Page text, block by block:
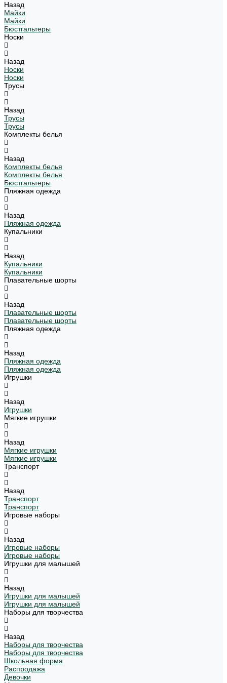
Назад
Майки
Майки
Бюстгальтеры
Носки
Назад
Носки
Носки
Трусы
Назад
Трусы
Трусы
Комплекты белья
Назад
Комплекты белья
Комплекты белья
Бюстгальтеры
Пляжная одежда
Назад
Пляжная одежда
Купальники
Назад
Купальники
Купальники
Плавательные шорты
Назад
Плавательные шорты
Плавательные шорты
Пляжная одежда
Назад
Пляжная одежда
Пляжная одежда
Игрушки
Назад
Игрушки
Мягкие игрушки
Назад
Мягкие игрушки
Мягкие игрушки
Транспорт
Назад
Транспорт
Транспорт
Игровые наборы
Назад
Игровые наборы
Игровые наборы
Игрушки для малышей
Назад
Игрушки для малышей
Игрушки для малышей
Наборы для творчества
Назад
Наборы для творчества
Наборы для творчества
Школьная форма
Распродажа
Девочки